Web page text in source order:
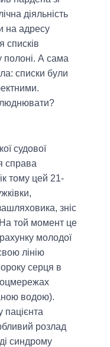
діяльність
на адресу
списків
полоні. А сама
списки були
судової
справа
тому цей 21-
зніс
На той момент це
молодої
лінію
серця в
водою).
пацієнта
розлад
синдрому